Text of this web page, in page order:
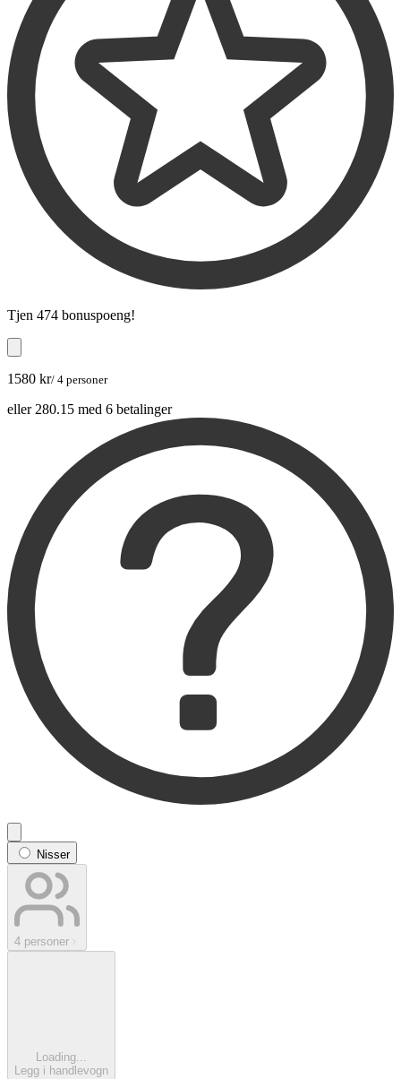
Tjen 474 bonuspoeng!
1580 kr/ 4 personer
eller 280.15 med 6 betalinger
Nisser
4 personer
Loading...
Legg i handlevogn